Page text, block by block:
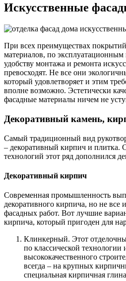
Искусственные
При всех преимуществах
материалов, по эксплуатационным
удобству монтажа и ремонта
превосходят. Не все они
который удовлетворяет и этим
вполне возможно. Эстетически
фасадные материалы ничем не
Декоративный камень,
Самый традиционный вид
– декоративный кирпич и плитка.
технологий этот ряд дополнился
Декоративный кирпич
Современная промышленность
декоративного кирпича, но не все
фасадных работ. Вот лучшие
кирпича, который пригоден для
Клинкерный. Этот
по классической технологии
высококачественного
всегда – на крупных
специальная кирпичная